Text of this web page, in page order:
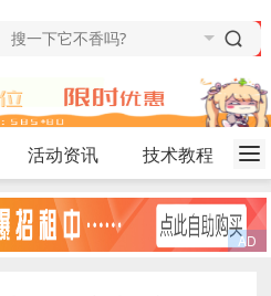
活动资讯 技术教程